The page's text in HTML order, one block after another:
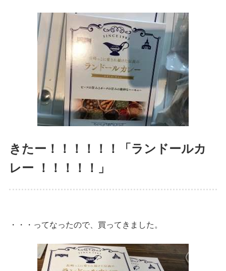
きたー！！！！！！「ランドールカ
レー ！！！！！」
・・・ってなったので、買ってきました。